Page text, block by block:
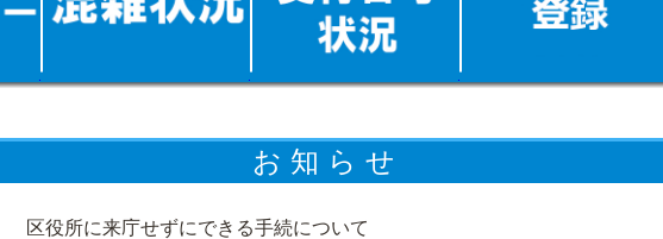
お 知 ら せ
区役所に来庁せずにできる手続について